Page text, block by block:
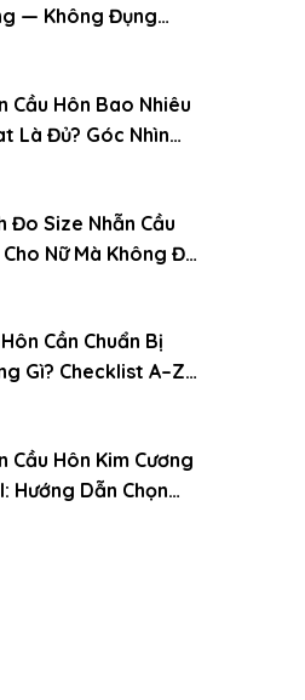
— Không Đụng
Cầu Hôn Bao Nhiêu
Là Đủ? Góc Nhìn
Đo Size Nhẫn Cầu
Nữ Mà Không Để
Cần Chuẩn Bị
Gì? Checklist A–Z
Cầu Hôn Kim Cương
Hướng Dẫn Chọn